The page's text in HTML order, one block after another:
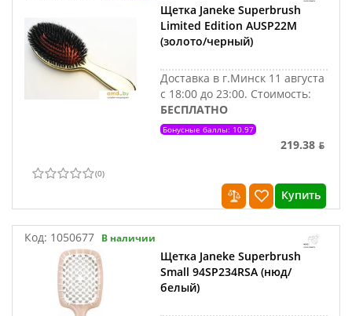
Щетка Janeke Superbrush
Limited Edition AUSP22M
(золото/черный)
Доставка в г.Минск 11 августа
с 18:00 до 23:00. Стоимость:
БЕСПЛАТНО
Бонусные баллы: 10.97
219.38 ƃ
(0)
Купить
Код: 1050677 В наличии
Щетка Janeke Superbrush
Small 94SP234RSA (нюд/
белый)